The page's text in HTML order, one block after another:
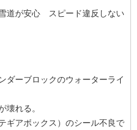
道が安心 スピード違反しない
ダーブロックのウォーターライ
壊れる。
ギアボックス）のシール不良で